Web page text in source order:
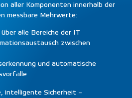
aller Komponenten innerhalb der
messbare Mehrwerte:
alle Bereiche der IT
zwischen
und automatische
intelligente Sicherheit –